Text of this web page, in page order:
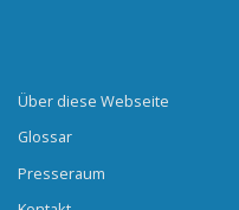
Über diese Webseite
Glossar
Presseraum